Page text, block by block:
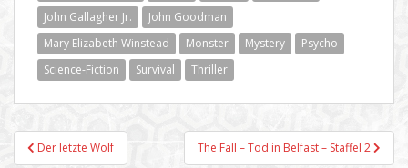
John Gallagher Jr.
John Goodman
Mary Elizabeth Winstead
Monster Mystery
Psycho
Science-Fiction
Survival Thriller
Beitragsnavigation
Der letzte Wolf The Fall – Tod in Belfast – Staffel 2